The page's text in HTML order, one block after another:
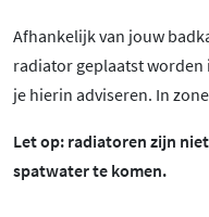
Afhankelijk van jouw
radiator geplaatst worden
je hierin adviseren. In
Let op: radiatoren zijn
spatwater te komen.